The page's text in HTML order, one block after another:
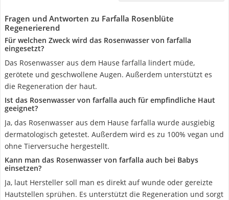
Fragen und Antworten zu Farfalla Rosenblüte
Regenerierend
Für welchen Zweck wird das Rosenwasser von farfalla
eingesetzt?
Das Rosenwasser aus dem Hause farfalla lindert müde,
gerötete und geschwollene Augen. Außerdem unterstützt es
die Regeneration der haut.
Ist das Rosenwasser von farfalla auch für empfindliche Haut
geeignet?
Ja, das Rosenwasser aus dem Hause farfalla wurde ausgiebig
dermatologisch getestet. Außerdem wird es zu 100% vegan und
ohne Tierversuche hergestellt.
Kann man das Rosenwasser von farfalla auch bei Babys
einsetzen?
Ja, laut Hersteller soll man es direkt auf wunde oder gereizte
Hautstellen sprühen. Es unterstützt die Regeneration und sorgt